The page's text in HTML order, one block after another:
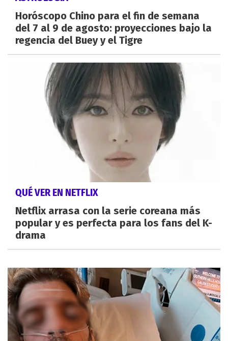
Horóscopo Chino para el fin de semana
del 7 al 9 de agosto: proyecciones bajo la
regencia del Buey y el Tigre
QUÉ VER EN NETFLIX
Netflix arrasa con la serie coreana más
popular y es perfecta para los fans del K-
drama